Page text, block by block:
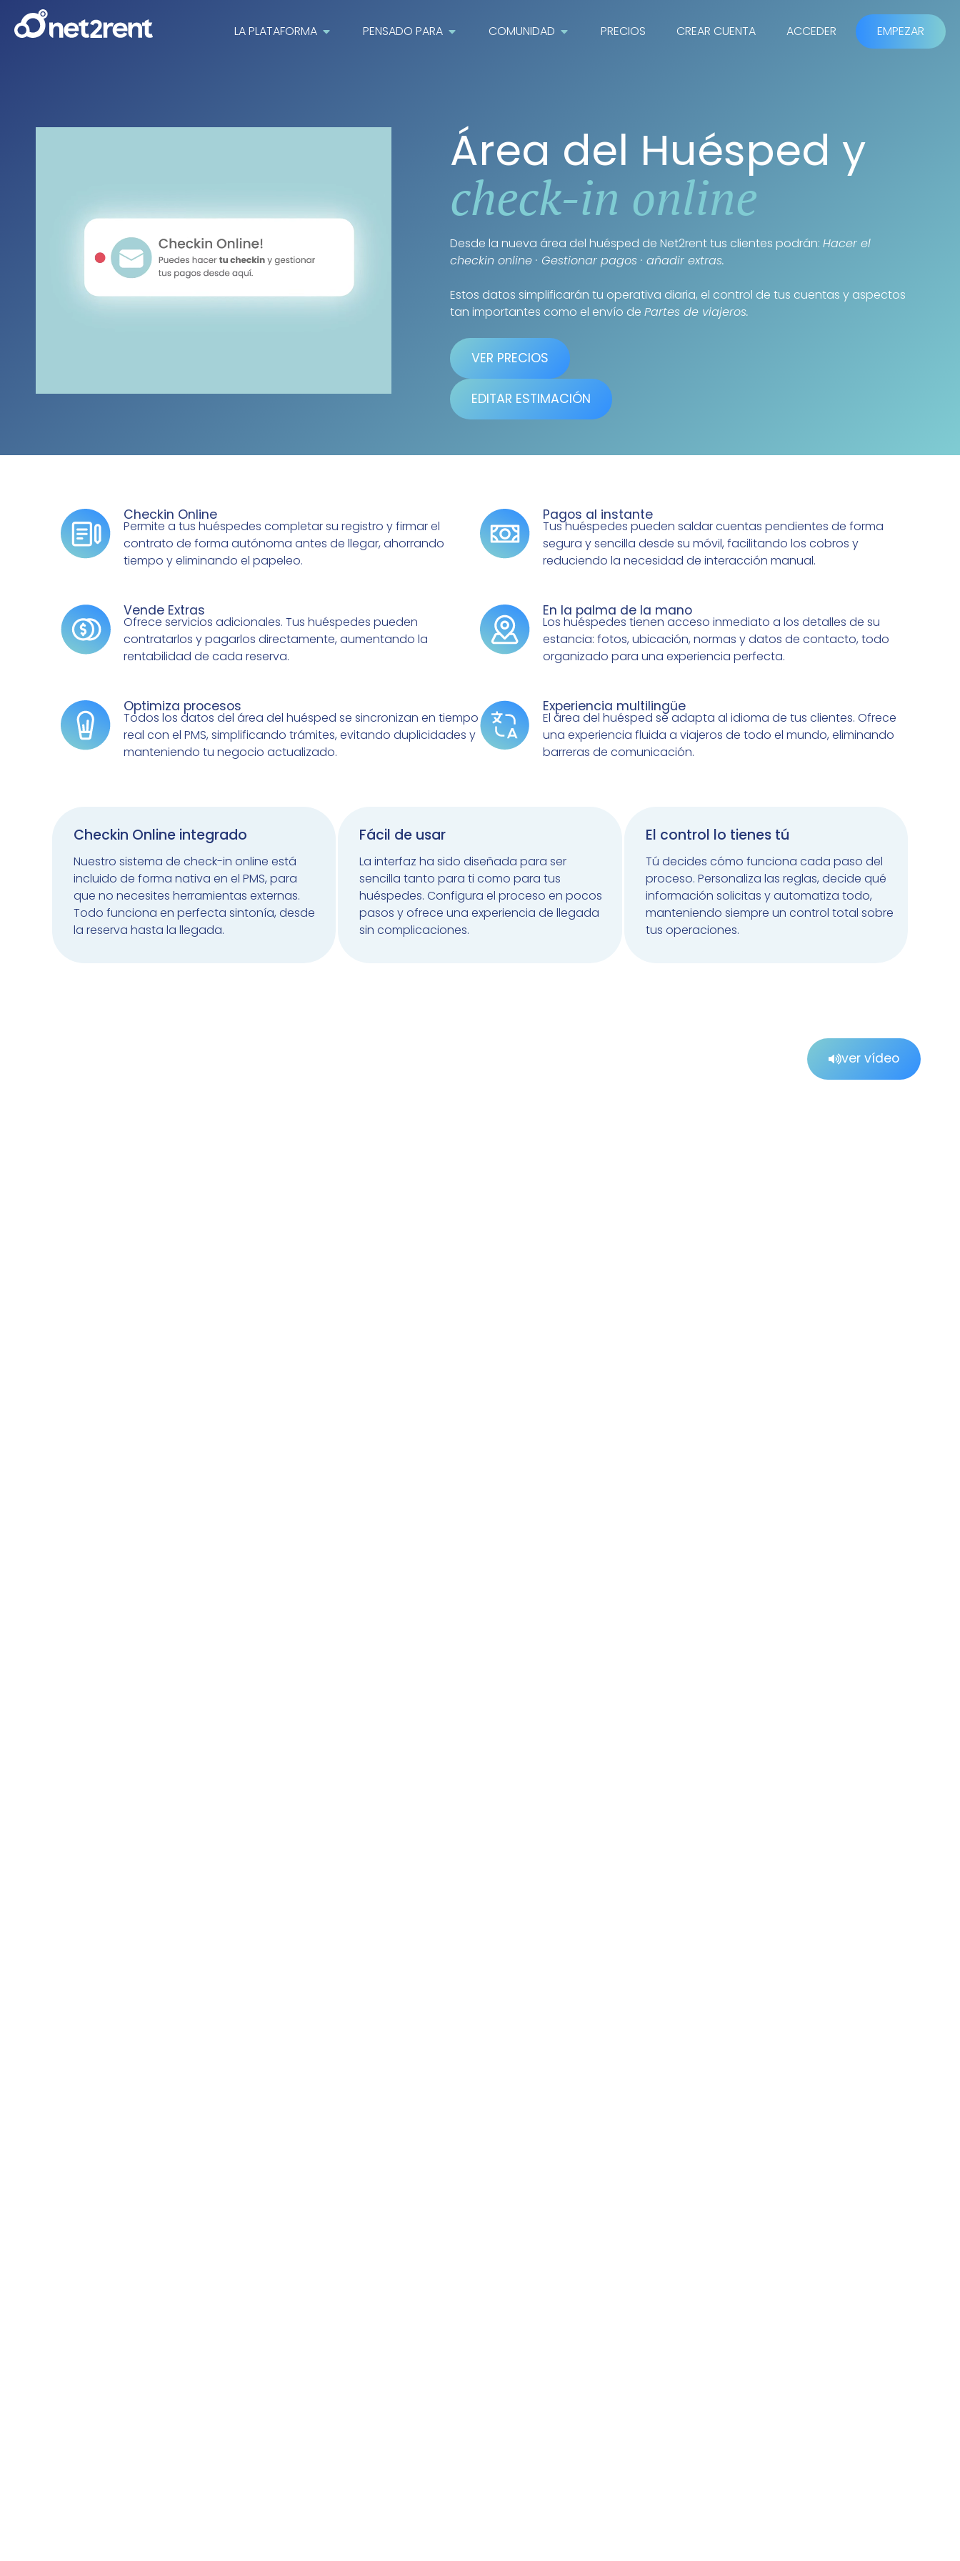
LA PLATAFORMA PENSADO PARA COMUNIDAD PRECIOS CREAR CUENTA ACCEDER EMPEZAR
Área del Huésped y
check-in online
Desde la nueva área del huésped de Net2rent tus clientes podrán: Hacer el
checkin online · Gestionar pagos · añadir extras.
Estos datos simplificarán tu operativa diaria, el control de tus cuentas y aspectos
tan importantes como el envío de Partes de viajeros.
VER PRECIOS
EDITAR ESTIMACIÓN
Checkin Online
Permite a tus huéspedes completar su registro y firmar el
contrato de forma autónoma antes de llegar, ahorrando
tiempo y eliminando el papeleo.
Pagos al instante
Tus huéspedes pueden saldar cuentas pendientes de forma
segura y sencilla desde su móvil, facilitando los cobros y
reduciendo la necesidad de interacción manual.
Vende Extras
Ofrece servicios adicionales. Tus huéspedes pueden
contratarlos y pagarlos directamente, aumentando la
rentabilidad de cada reserva.
En la palma de la mano
Los huéspedes tienen acceso inmediato a los detalles de su
estancia: fotos, ubicación, normas y datos de contacto, todo
organizado para una experiencia perfecta.
Optimiza procesos
Todos los datos del área del huésped se sincronizan en tiempo
real con el PMS, simplificando trámites, evitando duplicidades y
manteniendo tu negocio actualizado.
Experiencia multilingüe​
El área del huésped se adapta al idioma de tus clientes. Ofrece
una experiencia fluida a viajeros de todo el mundo, eliminando
barreras de comunicación.
Checkin Online integrado
Nuestro sistema de check-in online está
incluido de forma nativa en el PMS, para
que no necesites herramientas externas.
Todo funciona en perfecta sintonía, desde
la reserva hasta la llegada.
Fácil de usar
La interfaz ha sido diseñada para ser
sencilla tanto para ti como para tus
huéspedes. Configura el proceso en pocos
pasos y ofrece una experiencia de llegada
sin complicaciones.
El control lo tienes tú
Tú decides cómo funciona cada paso del
proceso. Personaliza las reglas, decide qué
información solicitas y automatiza todo,
manteniendo siempre un control total sobre
tus operaciones.
ver vídeo